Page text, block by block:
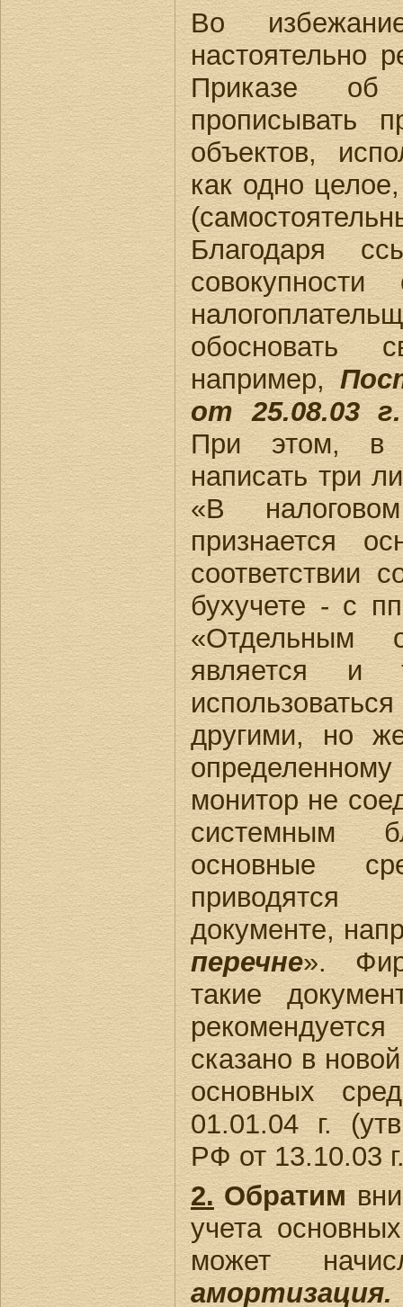
Во
настоятельно
Приказе об
прописывать
объектов,
как одно
Благодаря
обосновать
например,
от 25.08.03
При этом, в
написать три
«В
признается
бухучете - с
«Отдельным
является и
другими, но
монитор не
системным
основные
приводятся
документе,
перечне».
такие
сказано в
основных
01.01.04 г.
РФ от 13.10.03
2.Обратим
учета
может
амортизация.